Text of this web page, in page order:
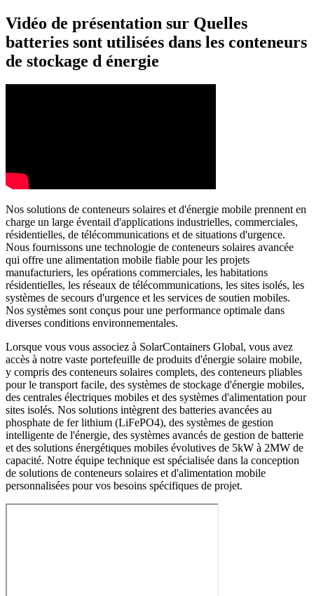
Vidéo de présentation sur Quelles
batteries sont utilisées dans les conteneurs
de stockage d énergie
Nos solutions de conteneurs solaires et d'énergie mobile prennent en
charge un large éventail d'applications industrielles, commerciales,
résidentielles, de télécommunications et de situations d'urgence.
Nous fournissons une technologie de conteneurs solaires avancée
qui offre une alimentation mobile fiable pour les projets
manufacturiers, les opérations commerciales, les habitations
résidentielles, les réseaux de télécommunications, les sites isolés, les
systèmes de secours d'urgence et les services de soutien mobiles.
Nos systèmes sont conçus pour une performance optimale dans
diverses conditions environnementales.
Lorsque vous vous associez à SolarContainers Global, vous avez
accès à notre vaste portefeuille de produits d'énergie solaire mobile,
y compris des conteneurs solaires complets, des conteneurs pliables
pour le transport facile, des systèmes de stockage d'énergie mobiles,
des centrales électriques mobiles et des systèmes d'alimentation pour
sites isolés. Nos solutions intègrent des batteries avancées au
phosphate de fer lithium (LiFePO4), des systèmes de gestion
intelligente de l'énergie, des systèmes avancés de gestion de batterie
et des solutions énergétiques mobiles évolutives de 5kW à 2MW de
capacité. Notre équipe technique est spécialisée dans la conception
de solutions de conteneurs solaires et d'alimentation mobile
personnalisées pour vos besoins spécifiques de projet.